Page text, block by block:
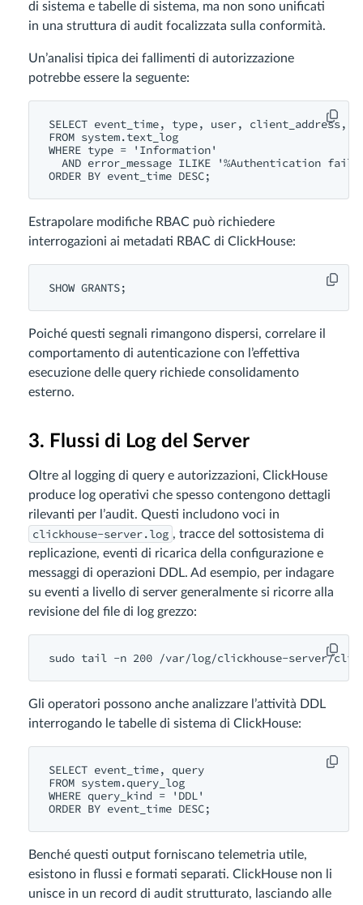
di sistema e tabelle di sistema, ma non sono unificati
in una struttura di audit focalizzata sulla conformità.
Un’analisi tipica dei fallimenti di autorizzazione
potrebbe essere la seguente:
SELECT event_time, type, user, client_address,
FROM system.text_log
WHERE type = 'Information'
AND error_message ILIKE '%Authentication
Estrapolare modifiche RBAC può richiedere
interrogazioni ai metadati RBAC di ClickHouse:
Poiché questi segnali rimangono dispersi, correlare il
comportamento di autenticazione con l’effettiva
esecuzione delle query richiede consolidamento
esterno.
3. Flussi di Log del Server
Oltre al logging di query e autorizzazioni, ClickHouse
produce log operativi che spesso contengono dettagli
rilevanti per l’audit. Questi includono voci in
clickhouse-server.log , tracce del sottosistema di
replicazione, eventi di ricarica della configurazione e
messaggi di operazioni DDL. Ad esempio, per indagare
su eventi a livello di server generalmente si ricorre alla
revisione del file di log grezzo:
Gli operatori possono anche analizzare l’attività DDL
interrogando le tabelle di sistema di ClickHouse:
SELECT event_time, query
FROM system.query_log
WHERE query_kind = 'DDL'
Benché questi output forniscano telemetria utile,
esistono in flussi e formati separati. ClickHouse non li
unisce in un record di audit strutturato, lasciando alle